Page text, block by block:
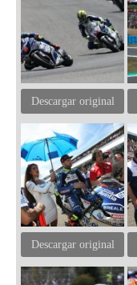
Descargar original
Descargar original